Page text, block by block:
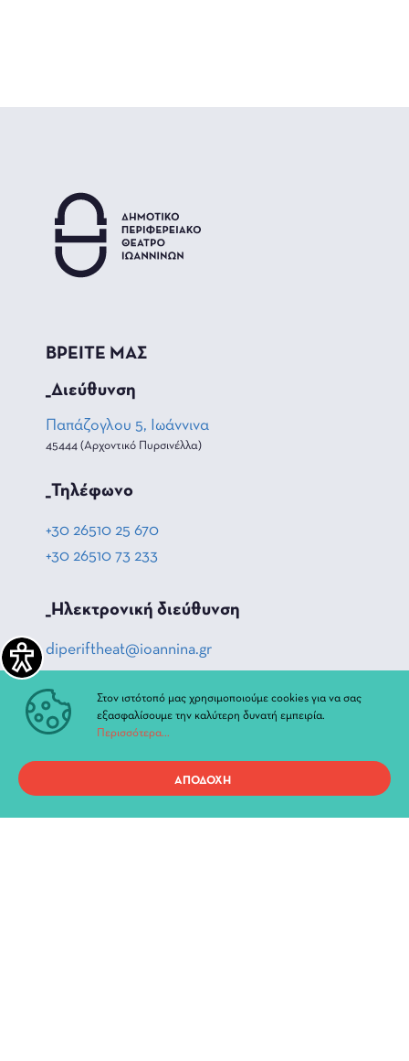
ΒΡΕΙΤΕ ΜΑΣ
_Διεύθυνση
Παπάζογλου 5, Ιωάννινα
45444 (Αρχοντικό Πυρσινέλλα)
_Τηλέφωνο
+30 26510 25 670
+30 26510 73 233
_Hλεκτρονική διεύθυνση
diperiftheat@ioannina.gr
ΑΚΟΛΟΥΘΗΣΤΕ ΜΑΣ
_Facebook
_Instagram
Στον ιστότοπό μας χρησιμοποιούμε cookies για να σας
εξασφαλίσουμε την καλύτερη δυνατή εμπειρία.
Περισσότερα...
ΑΠΟΔΟΧΗ